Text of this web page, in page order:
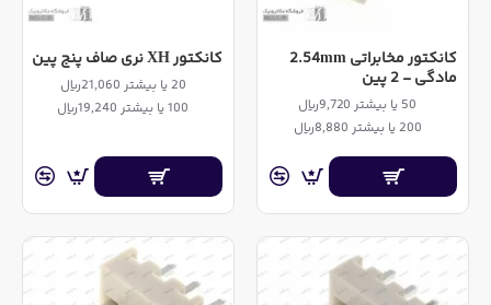
کانکتور مخابراتی 2.54mm
مادگی - 2 پین
50 یا بیشتر 9,720ریال
200 یا بیشتر 8,880ریال
کانکتور XH نری صاف پنج پین
20 یا بیشتر 21,060ریال
100 یا بیشتر 19,240ریال